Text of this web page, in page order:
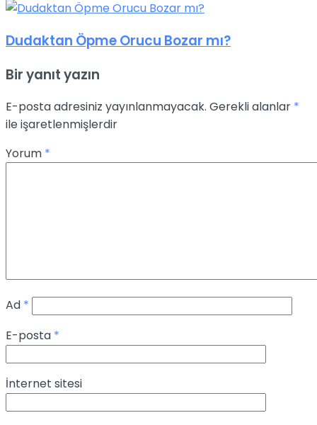
Dudaktan Öpme Orucu Bozar mı?
Bir yanıt yazın
E-posta adresiniz yayınlanmayacak. Gerekli alanlar *
ile işaretlenmişlerdir
Yorum *
Ad *
E-posta *
İnternet sitesi